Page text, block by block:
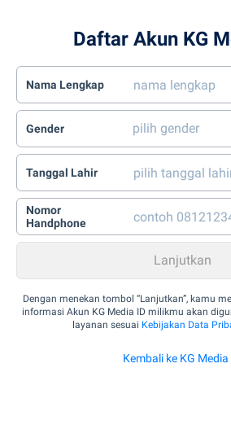
Daftar Akun KG
Nama Lengkap
Gender
Tanggal Lahir
Nomor
Handphone
Dengan menekan tombol “Lanjutkan”, kamu
informasi Akun KG Media ID milikmu akan
layanan sesuai Kebijakan Data
Kembali ke KG Media